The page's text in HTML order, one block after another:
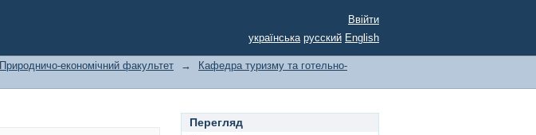
Ввійти
українська русский English
Природничо-економічний факультет →
Кафедра туризму та готельно-
Перегляд